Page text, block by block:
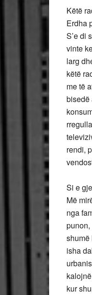
Këtë
Erdha
S’e di
vinte
larg
këtë
me të
bisedë
rendi,
Si e
Më
nga
shumë
isha
kur